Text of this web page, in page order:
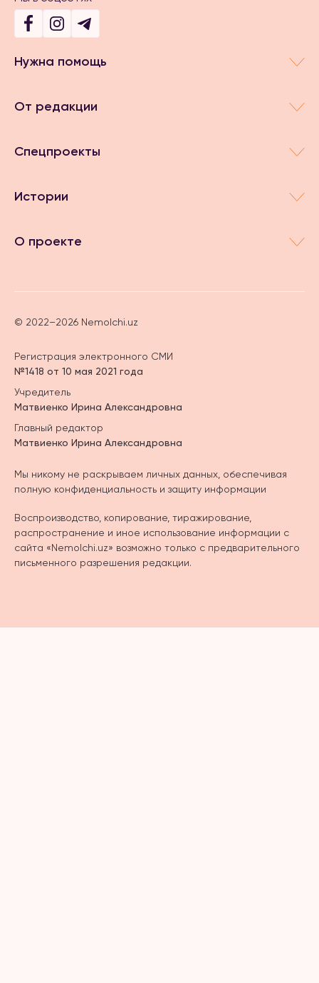
Нужна помощь
От редакции
Спецпроекты
Истории
О проекте
© 2022–2026 Nemolchi.uz
Регистрация электронного СМИ
№1418 от 10 мая 2021 года
Учредитель
Матвиенко Ирина Александровна
Главный редактор
Матвиенко Ирина Александровна
Мы никому не раскрываем личных данных, обеспечивая
полную конфиденциальность и защиту информации
Воспроизводство, копирование, тиражирование,
распространение и иное использование информации с
сайта «Nemolchi.uz» возможно только с предварительного
письменного разрешения редакции.